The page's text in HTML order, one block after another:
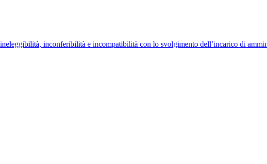
inconferibilità e incompatibilità con lo svolgimento dell’incarico di